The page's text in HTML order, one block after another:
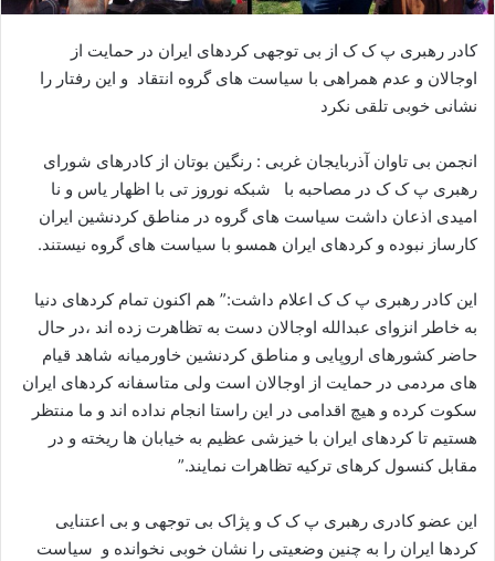
کادر رهبری پ ک ک از بی توجهی کردهای ایران در حمایت از
اوجالان و عدم همراهی با سیاست های گروه انتقاد و این رفتار را
نشانی خوبی تلقی نکرد
انجمن بی تاوان آذربایجان غربی : رنگین بوتان از کادرهای شورای
رهبری پ ک ک در مصاحبه با شبکه نوروز تی با اظهار یاس و نا
امیدی اذعان داشت سیاست های گروه در مناطق کردنشین ایران
کارساز نبوده و کردهای ایران همسو با سیاست های گروه نیستند.
این کادر رهبری پ ک ک اعلام داشت:” هم اکنون تمام کردهای دنیا
به خاطر انزوای عبدالله اوجالان دست به تظاهرت زده اند ،در حال
حاضر کشورهای اروپایی و مناطق کردنشین خاورمیانه شاهد قیام
های مردمی در حمایت از اوجالان است ولی متاسفانه کردهای ایران
سکوت کرده و هیچ اقدامی در این راستا انجام نداده اند و ما منتظر
هستیم تا کردهای ایران با خیزشی عظیم به خیابان ها ریخته و در
مقابل کنسول کرهای ترکیه تظاهرات نمایند.”
این عضو کادری رهبری پ ک ک و پژاک بی توجهی و بی اعتنایی
کردها ایران را به چنین وضعیتی را نشان خوبی نخوانده و سیاست